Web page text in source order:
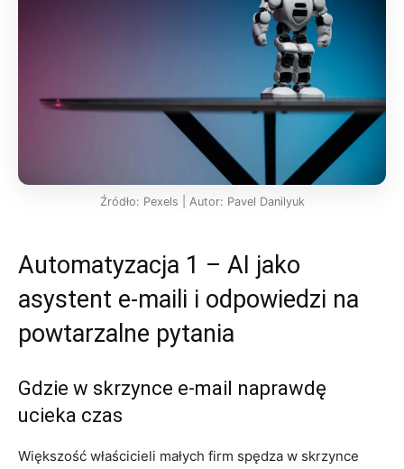
Źródło: Pexels | Autor: Pavel Danilyuk
Automatyzacja 1 – AI jako
asystent e‑maili i odpowiedzi na
powtarzalne pytania
Gdzie w skrzynce e‑mail naprawdę
ucieka czas
Większość właścicieli małych firm spędza w skrzynce